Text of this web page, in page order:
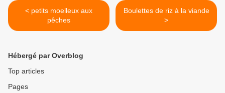
< petits moelleux aux
pêches
Boulettes de riz à la viande
>
Hébergé par Overblog
Top articles
Pages